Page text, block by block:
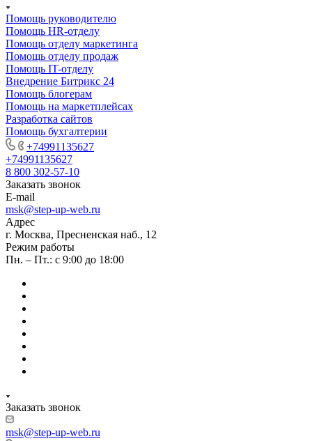
Помощь руководителю
Помощь HR-отделу
Помощь отделу маркетинга
Помощь отделу продаж
Помощь IT-отделу
Внедрение Битрикс 24
Помощь блогерам
Помощь на маркетплейсах
Разработка сайтов
Помощь бухгалтерии
+74991135627
+74991135627
8 800 302-57-10
Заказать звонок
E-mail
msk@step-up-web.ru
Адрес
г. Москва, Пресненская наб., 12
Режим работы
Пн. – Пт.: с 9:00 до 18:00
Заказать звонок
msk@step-up-web.ru